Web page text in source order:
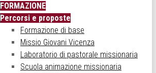
FORMAZIONE
Percorsi e proposte
Formazione di base
Missio Giovani Vicenza
Laboratorio di pastorale missionaria
Scuola animazione missionaria